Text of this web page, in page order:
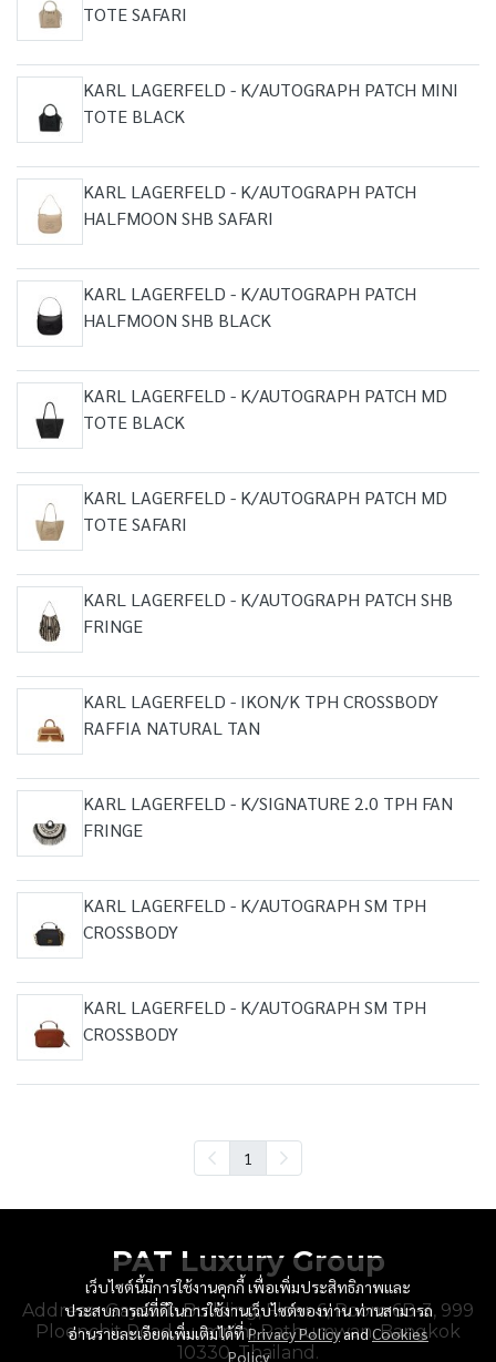
TOTE SAFARI
KARL LAGERFELD - K/AUTOGRAPH PATCH MINI
TOTE BLACK
KARL LAGERFELD - K/AUTOGRAPH PATCH
HALFMOON SHB SAFARI
KARL LAGERFELD - K/AUTOGRAPH PATCH
HALFMOON SHB BLACK
KARL LAGERFELD - K/AUTOGRAPH PATCH MD
TOTE BLACK
KARL LAGERFELD - K/AUTOGRAPH PATCH MD
TOTE SAFARI
KARL LAGERFELD - K/AUTOGRAPH PATCH SHB
FRINGE
KARL LAGERFELD - IKON/K TPH CROSSBODY
RAFFIA NATURAL TAN
KARL LAGERFELD - K/SIGNATURE 2.0 TPH FAN
FRINGE
KARL LAGERFELD - K/AUTOGRAPH SM TPH
CROSSBODY
KARL LAGERFELD - K/AUTOGRAPH SM TPH
CROSSBODY
1
เว็บไซต์นี้มีการใช้งานคุกกี้ เพื่อเพิ่มประสิทธิภาพและ
ประสบการณ์ที่ดีในการใช้งานเว็บไซต์ของท่าน ท่านสามารถ
อ่านรายละเอียดเพิ่มเติมได้ที่Privacy PolicyandCookies
Policy
PAT Luxury Group
Address : Gaysorn Building, Floor 6, Room 6B-3, 999
Ploenchit Road, Lumpini, Pathumwan, Bangkok
10330, Thailand.